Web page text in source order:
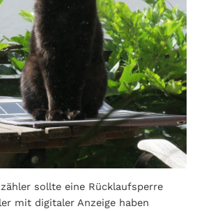
sollte eine Rücklaufsperre
mit digitaler Anzeige haben